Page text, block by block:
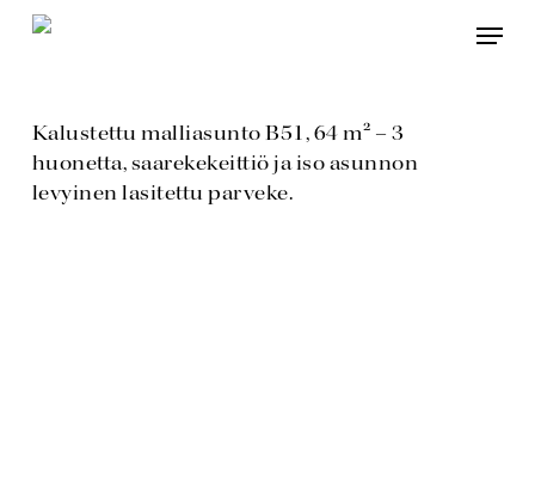
Skip
Menu
Kalustettu malliasunto B51, 64 m² – 3
huonetta, saarekekeittiö ja iso asunnon
levyinen lasitettu parveke.